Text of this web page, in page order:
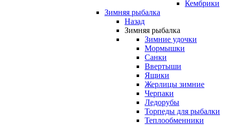
Кембрики
Зимняя рыбалка
Назад
Зимняя рыбалка
Зимние удочки
Мормышки
Санки
Ввертыши
Ящики
Жерлицы зимние
Черпаки
Ледорубы
Торпеды для рыбалки
Теплообменники